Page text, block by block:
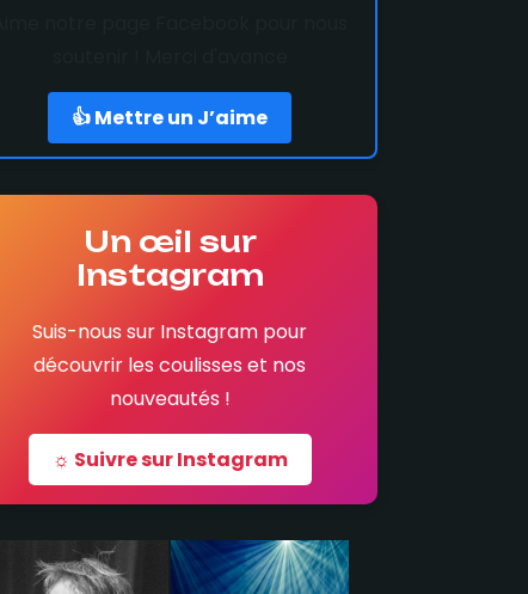
👍 Mettre un J’aime
Un œil sur
Instagram
Suis-nous sur Instagram pour
découvrir les coulisses et nos
nouveautés !
☼ Suivre sur Instagram